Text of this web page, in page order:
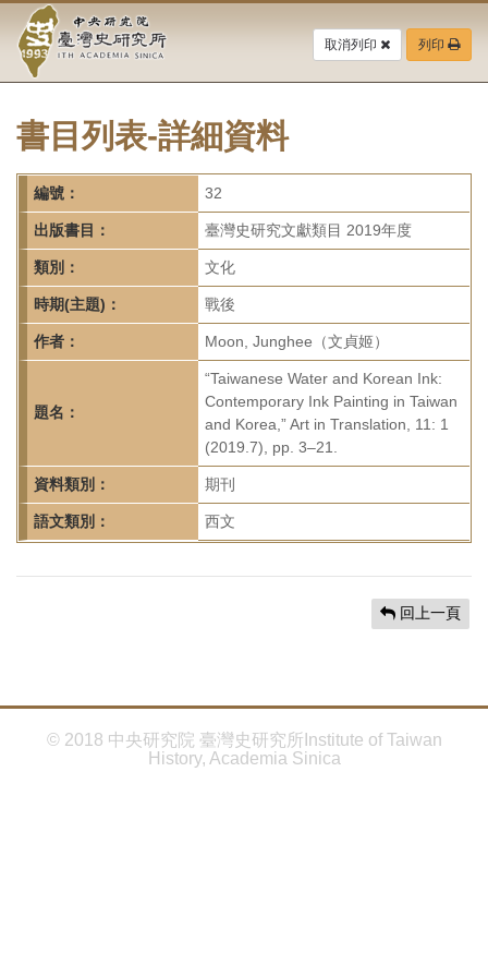
要
中
央
研
究
院-
臺
灣
史
研
究
首
頁
取消列印 列印
書目列表-詳細資料
編號： 32
出版書目： 臺灣史研究文獻類目 2019年度
類別： 文化
時期(主題)： 戰後
作者： Moon, Junghee（文貞姬）
題名：
“Taiwanese Water and Korean Ink:
Contemporary Ink Painting in Taiwan
and Korea,” Art in Translation, 11: 1
(2019.7), pp. 3–21.
資料類別： 期刊
語文類別： 西文
回上一頁
© 2018 中央研究院 臺灣史研究所Institute of Taiwan
History, Academia Sinica